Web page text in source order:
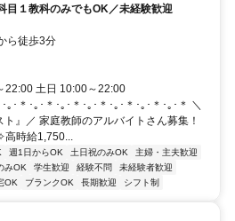
１教科のみでもOK／未経験歓迎
ら徒歩3分
22:00 土日 10:00～22:00
･＊･｡･＊･｡･＊･｡･＊･｡･＊･｡･＊･｡･＊ ＼
ト』／ 家庭教師のアルバイトさん募集！
高時給1,750...
週1日からOK 土日祝のみOK
主婦・主夫歓迎
みOK 学生歓迎 経験不問
未経験者歓迎
OK ブランクOK 長期歓迎 シフト制